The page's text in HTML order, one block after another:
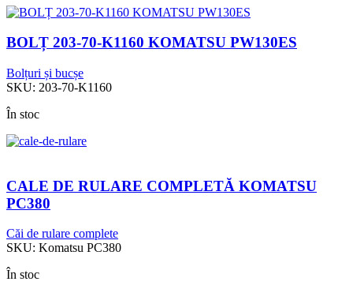
BOLȚ 203-70-K1160 KOMATSU PW130ES
Bolțuri și bucșe
SKU: 203-70-K1160
În stoc
CALE DE RULARE COMPLETĂ KOMATSU
PC380
Căi de rulare complete
SKU: Komatsu PC380
În stoc